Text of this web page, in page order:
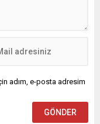
adım, e-posta adresim